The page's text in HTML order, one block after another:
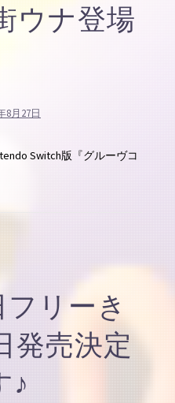
ウナ登場
8月27日
Switch版『グルーヴコ
フリーき
発売決定
♪